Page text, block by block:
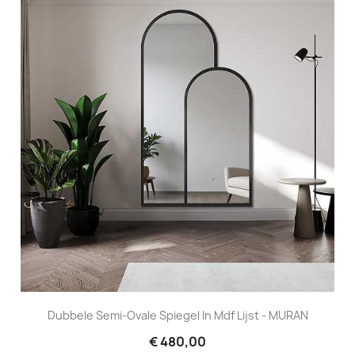
Dubbele Semi-Ovale Spiegel In Mdf Lijst - MURAN
€ 480,00